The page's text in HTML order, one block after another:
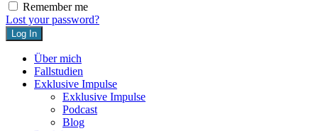
Remember me
Lost your password?
Close
Menu
Über mich
Fallstudien
Exklusive Impulse
Exklusive Impulse
Podcast
Blog